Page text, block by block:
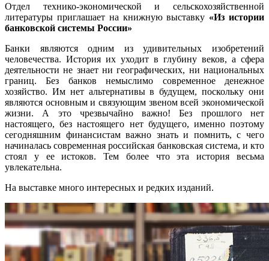
Отдел технико-экономической и сельскохозяйственной
литературы приглашает на книжную выставку «Из истории
банковской системы России»
Банки являются одним из удивительных изобретений
человечества. История их уходит в глубину веков, а сфера
деятельности не знает ни географических, ни национальных
границ. Без банков немыслимо современное денежное
хозяйство. Им нет альтернативы в будущем, поскольку они
являются основным и связующим звеном всей экономической
жизни. А это чрезвычайно важно! Без прошлого нет
настоящего, без настоящего нет будущего, именно поэтому
сегодняшним финансистам важно знать и помнить, с чего
начиналась современная российская банковская система, и кто
стоял у ее истоков. Тем более что эта история весьма
увлекательна.
На выставке много интересных и редких изданий.